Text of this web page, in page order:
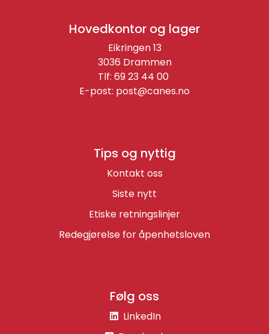
Tips og nyttig
Kontakt oss
Siste nytt
Etiske retningslinjer
Redegjørelse for åpenhetsloven
Følg oss
LinkedIn
Hovedkontor og lager
Eikringen 13
3036 Drammen
Tlf: 69 23 44 00
E-post: post@canes.no